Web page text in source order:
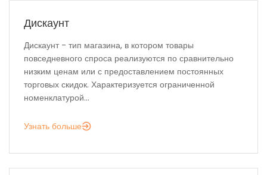
Дискаунт
Дискаунт - тип магазина, в котором товары
повседневного спроса реализуются по сравнительно
низким ценам или с предоставлением постоянных
торговых скидок. Характеризуется ограниченной
номенклатурой...
Узнать больше